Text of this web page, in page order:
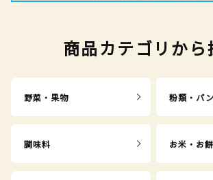
商品カテゴリから
野菜・果物 粉類・パ
調味料 お米・お餅